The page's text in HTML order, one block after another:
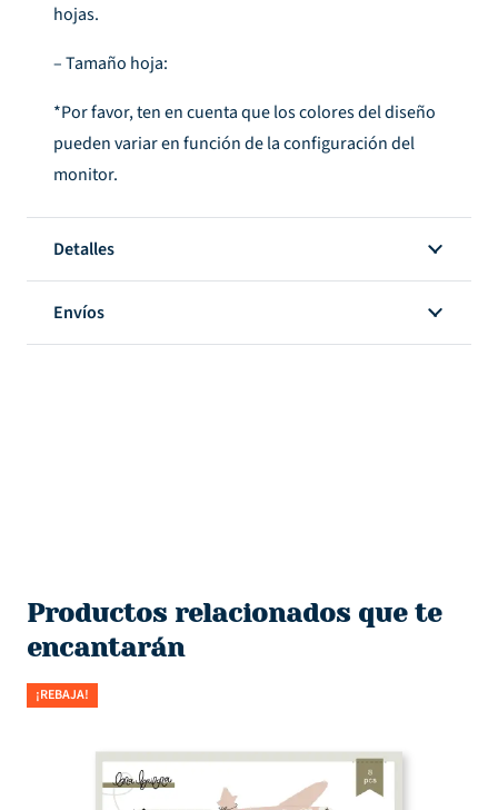
hojas.
– Tamaño hoja:
*Por favor, ten en cuenta que los colores del diseño
pueden variar en función de la configuración del
monitor.
Detalles
Envíos
Productos relacionados que te
encantarán
¡REBAJA!